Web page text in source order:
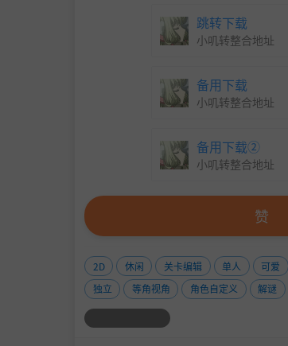
跳转下载
小叽转整合地址
备用下载
小叽转整合地址
备用下载②
小叽转整合地址
赞
2D 休闲 关卡编辑 单人 可爱
独立
等角视角 角色自定义 解谜